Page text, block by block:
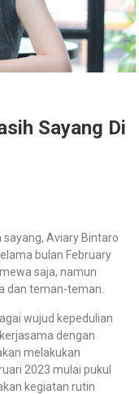
Sayang Di
Aviary Bintaro
bulan February
saja, namun
dan teman-teman.
wujud kepedulian
dengan
melakukan
2023 mulai pukul
kegiatan rutin